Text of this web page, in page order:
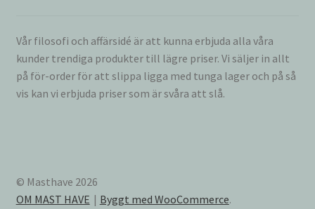
Vår filosofi och affärsidé är att kunna erbjuda alla våra
kunder trendiga produkter till lägre priser. Vi säljer in allt
på för-order för att slippa ligga med tunga lager och på så
vis kan vi erbjuda priser som är svåra att slå.
© Masthave 2026
OM MAST HAVE
Byggt med WooCommerce.